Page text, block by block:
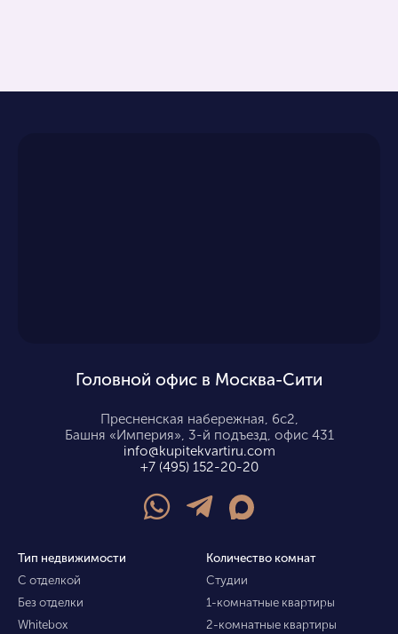
Головной офис в Москва-Сити
Пресненская набережная, 6с2,
Башня «Империя», 3-й подъезд, офис 431
info@kupitekvartiru.com
+7 (495) 152-20-20
Тип недвижимости
С отделкой
Без отделки
Whitebox
Количество комнат
Студии
1-комнатные квартиры
2-комнатные квартиры